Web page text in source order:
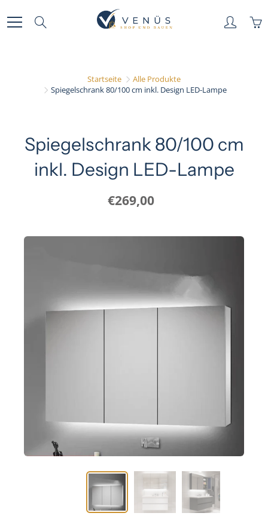
to
Startseite
Alle Produkte
Spiegelschrank 80/100 cm inkl. Design LED-Lampe
Spiegelschrank 80/100 cm
inkl. Design LED-Lampe
€269,00